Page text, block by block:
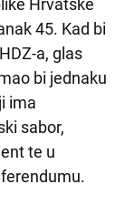
Hrvatske
45. Kad bi
a, glas
bi jednaku
ima
sabor,
te u